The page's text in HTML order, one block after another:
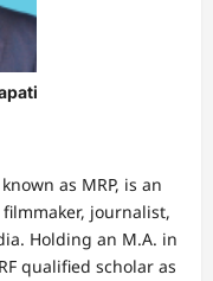
as MRP, is an
journalist,
Holding an M.A. in
qualified scholar as